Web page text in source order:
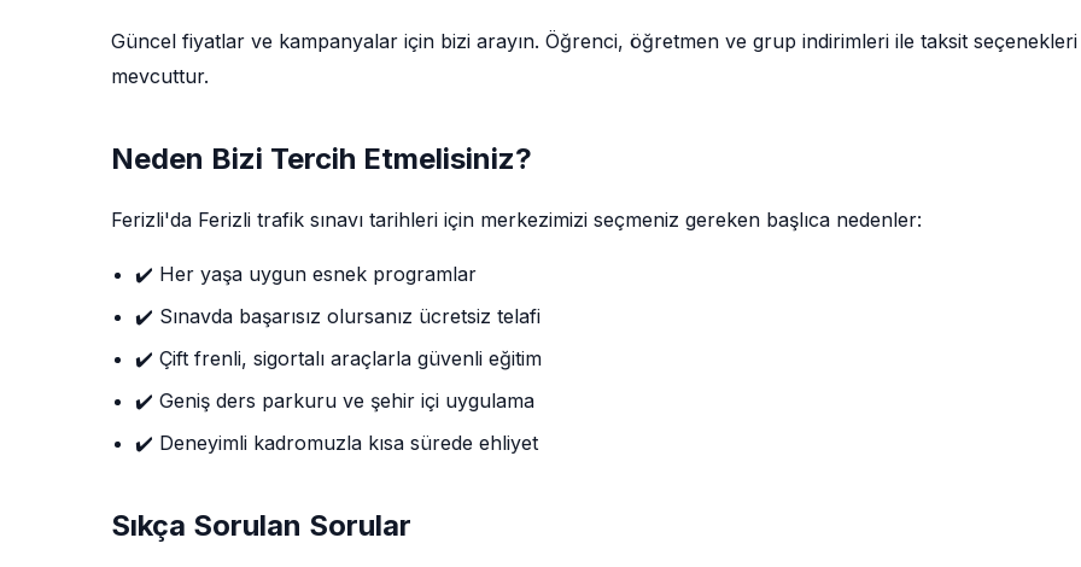
Güncel fiyatlar ve kampanyalar için bizi arayın. Öğrenci, öğretmen ve grup indirimleri ile taksit seçenekleri
mevcuttur.
Neden Bizi Tercih Etmelisiniz?
Ferizli'da Ferizli trafik sınavı tarihleri için merkezimizi seçmeniz gereken başlıca nedenler:
✔️ Her yaşa uygun esnek programlar
✔️ Sınavda başarısız olursanız ücretsiz telafi
✔️ Çift frenli, sigortalı araçlarla güvenli eğitim
✔️ Geniş ders parkuru ve şehir içi uygulama
✔️ Deneyimli kadromuzla kısa sürede ehliyet
Sıkça Sorulan Sorular